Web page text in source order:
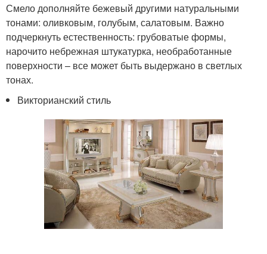
Смело дополняйте бежевый другими натуральными
тонами: оливковым, голубым, салатовым. Важно
подчеркнуть естественность: грубоватые формы,
нарочито небрежная штукатурка, необработанные
поверхности – все может быть выдержано в светлых
тонах.
Викторианский стиль